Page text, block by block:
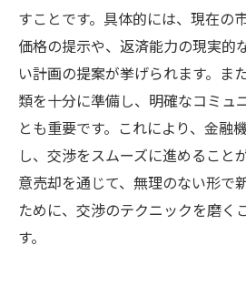
すことです。具体的には、現在の
価格の提示や、返済能力の現実的
い計画の提案が挙げられます。ま
類を十分に準備し、明確なコミュ
とも重要です。これにより、金融
し、交渉をスムーズに進めること
意売却を通じて、無理のない形で
ために、交渉のテクニックを磨く
す。